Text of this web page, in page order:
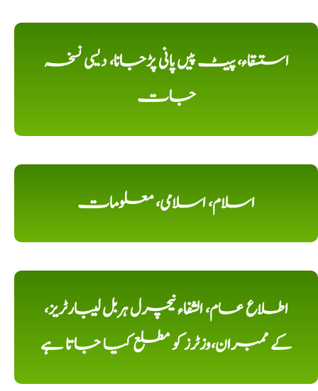
استسقاء، پیٹ پیں پانی پڑجانا، دیسی نسخہ
جات
اسلام، اسلامی، معلومات
اطلاع عام، الشفاء نیچرل ہربل لیبارٹریز،
کے ممبران،وزٹرز کو مطلع کیا جاتا ہے